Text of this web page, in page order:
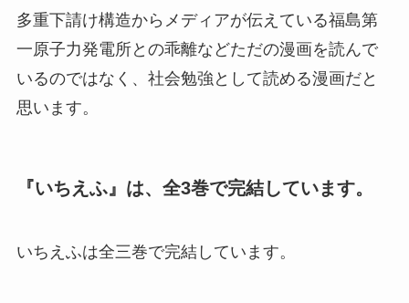
多重下請け構造からメディアが伝えている福島第
一原子力発電所との乖離などただの漫画を読んで
いるのではなく、社会勉強として読める漫画だと
思います。
『いちえふ』は、全3巻で完結しています。
いちえふは全三巻で完結しています。